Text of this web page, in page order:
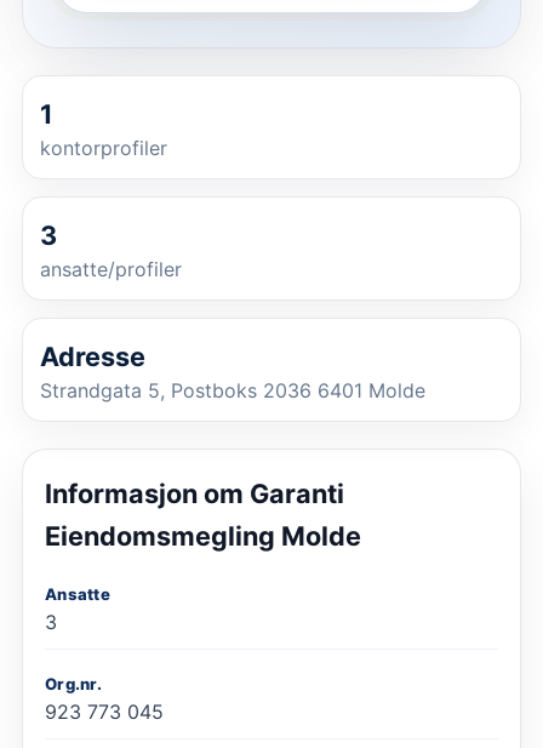
1
kontorprofiler
3
ansatte/profiler
Adresse
Strandgata 5, Postboks 2036 6401 Molde
Informasjon om Garanti
Eiendomsmegling Molde
Ansatte
3
Org.nr.
923 773 045